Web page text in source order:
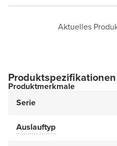
Aktuelles
Produktspezifikationen
Produktmerkmale
Serie
Auslauftyp